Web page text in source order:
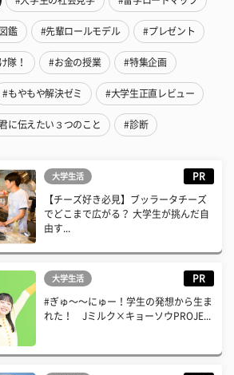
鑑 #先輩ロールモデル #プレゼント
隊！ #お金の授業 #特集企画
#もやもや解決ゼミ #大学生正直レビュー
に伝えたい３つのこと #診断
大学生活 PR
【チーズ好き必見】ブッラータチーズ
でどこまで広がる？ 大学生が挑んだ自
由す...
大学生活 PR
#ぎゅ〜〜にゅー！学生の発想から生ま
れた！ Jミルク×キョーソウPROJE...